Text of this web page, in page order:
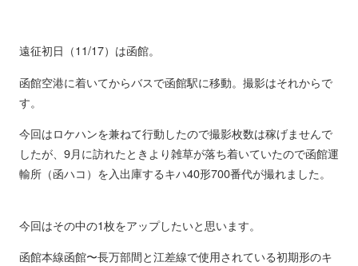
遠征初日（11/17）は函館。
函館空港に着いてからバスで函館駅に移動。撮影はそれからで
す。
今回はロケハンを兼ねて行動したので撮影枚数は稼げませんで
したが、9月に訪れたときより雑草が落ち着いていたので函館運
輸所（函ハコ）を入出庫するキハ40形700番代が撮れました。
今回はその中の1枚をアップしたいと思います。
函館本線函館〜長万部間と江差線で使用されている初期形のキ